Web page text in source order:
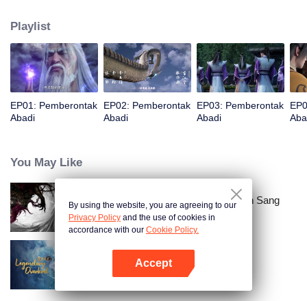
bahwa manusia dapat memasuki jalur kultivasi dengan kualifikasi yang
biasa-biasa saja. Setelah mengalami pasang surut, dengan pikirannya yang
bijak, dia secara bertahap mencapai puncak dan menjadi terkenal di dunia
kultivasi dengan kekuatannya sendiri.
Playlist
EP01: Pemberontak
Abadi
EP02: Pemberontak
Abadi
EP03: Pemberontak
Abadi
You May Like
Pemberontak Abadi: Kedatangan Sang
Dewa
Legendary Overlord
By using the website, you are agreeing to our
Privacy Policy and the use of cookies in
accordance with our Cookie Policy.
Accept